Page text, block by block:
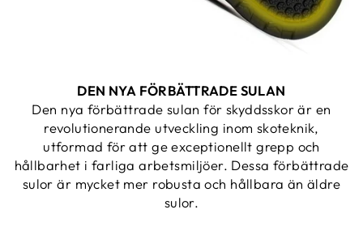
DEN NYA FÖRBÄTTRADE SULAN
Den nya förbättrade sulan för skyddsskor är en
revolutionerande utveckling inom skoteknik,
utformad för att ge exceptionellt grepp och
hållbarhet i farliga arbetsmiljöer. Dessa förbättrade
sulor är mycket mer robusta och hållbara än äldre
sulor.